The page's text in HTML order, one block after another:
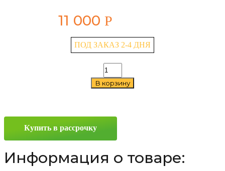
11 000 Р
ПОД ЗАКАЗ 2-4 ДНЯ
Количество
товара
LS
ET40
GMF
В корзину
Купить в рассрочку
Информация о товаре: